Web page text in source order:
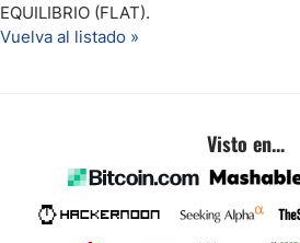
EQUILIBRIO (FLAT).
Vuelva al listado »
Visto en...